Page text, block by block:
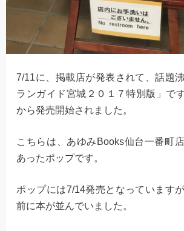
7/11に、掲載店が発表されて、話題
ランガイド宮城２０１７特別版」で
から発売開始されました。
こちらは、あゆみBooks仙台一番町
あったポップです。
ポップには7/14発売となっています
前に本が並んでいました。